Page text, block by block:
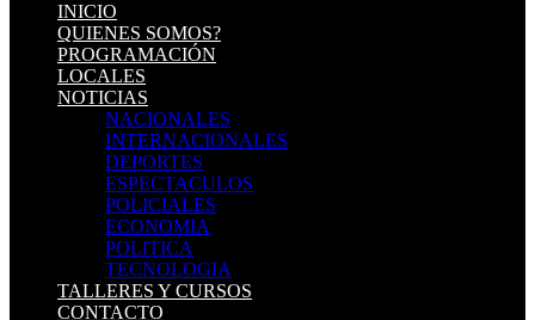
INICIO
QUIENES SOMOS?
PROGRAMACIÓN
LOCALES
NOTICIAS
NACIONALES
INTERNACIONALES
DEPORTES
ESPECTACULOS
POLICIALES
ECONOMIA
POLITICA
TECNOLOGIA
TALLERES Y CURSOS
CONTACTO